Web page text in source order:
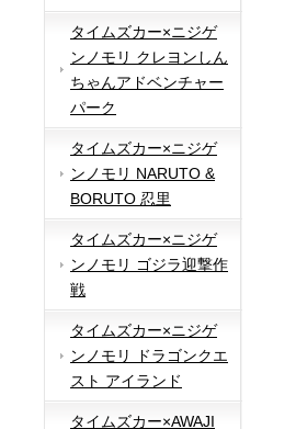
タイムズカー×ニジゲ
ンノモリ クレヨンしん
ちゃんアドベンチャー
パーク
タイムズカー×ニジゲ
ンノモリ NARUTO &
BORUTO 忍里
タイムズカー×ニジゲ
ンノモリ ゴジラ迎撃作
戦
タイムズカー×ニジゲ
ンノモリ ドラゴンクエ
スト アイランド
タイムズカー×AWAJI